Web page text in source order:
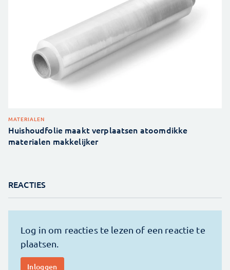
MATERIALEN
Huishoudfolie maakt verplaatsen atoomdikke
materialen makkelijker
REACTIES